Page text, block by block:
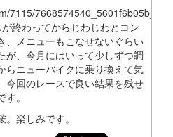
終わってからじわじわとコン
、メニューもこなせないぐらい
が、今月にはいって少しずつ調
らニューバイクに乗り換えて気
今回のレースで良い結果を残せ
。
楽しみです。